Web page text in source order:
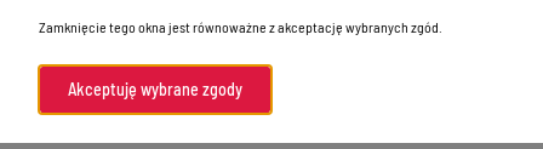
Przetargi
Ogłoszenia
Petycje
Zamknięcie tego okna jest równoważne z akceptację wybranych zgód.
Akceptuję wybrane zgody